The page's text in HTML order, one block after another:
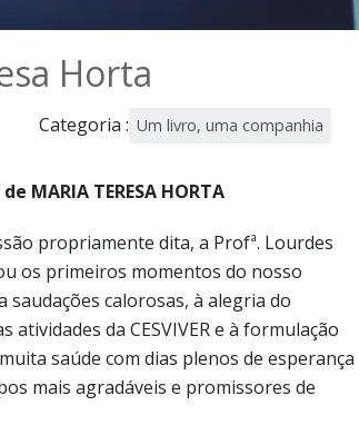
Horta
Categoria : Um livro, uma companhia
MARIA TERESA HORTA
propriamente dita, a Profª. Lourdes
os primeiros momentos do nosso
saudações calorosas, à alegria do
atividades da CESVIVER e à formulação
saúde com dias plenos de esperança
mais agradáveis e promissores de